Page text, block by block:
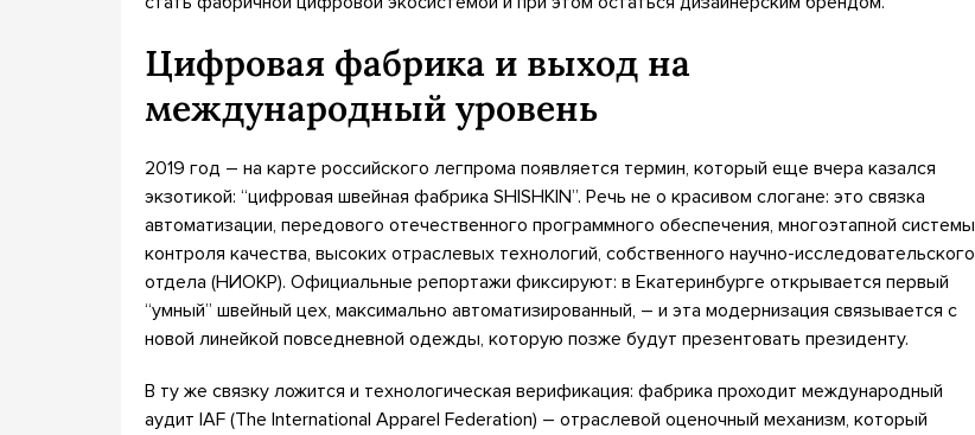
Цифровая фабрика и выход на
международный уровень
2019 год – на карте российского легпрома появляется термин, который еще вчера казался
экзотикой: “цифровая швейная фабрика SHISHKIN”. Речь не о красивом слогане: это связка
автоматизации, передового отечественного программного обеспечения, многоэтапной системы
контроля качества, высоких отраслевых технологий, собственного научно-исследовательского
отдела (НИОКР). Официальные репортажи фиксируют: в Екатеринбурге открывается первый
“умный” швейный цех, максимально автоматизированный, – и эта модернизация связывается с
новой линейкой повседневной одежды, которую позже будут презентовать президенту.
В ту же связку ложится и технологическая верификация: фабрика проходит международный
аудит IAF (The International Apparel Federation) – отраслевой оценочный механизм, который